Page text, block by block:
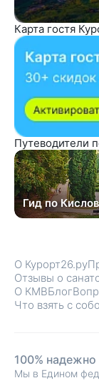
Карта гостя
Путеводители
Гид по
О Курорт26.ру
Отзывы о
О КМВБлог
Что взять с
100% надежно
Мы в Едином